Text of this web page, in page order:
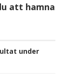
att hamna
under